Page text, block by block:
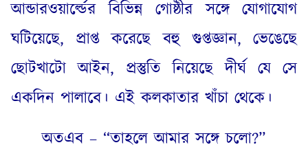
আন্ডারওয়ার্ল্ডের বিভিন্ন গোষ্ঠীর সঙ্গে যোগাযোগ
ঘটিয়েছে, প্রাপ্ত করেছে বহু গুপ্তজ্ঞান,ভেঙেছে
ছোটখাটো আইন, প্রস্তুতি নিয়েছে দীর্ঘ যে সে
একদিন পালাবে। এই কলকাতার খাঁচা থেকে।
অতএব – “তাহলে আমার সঙ্গে চলো?”